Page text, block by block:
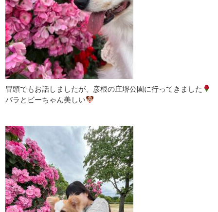
冒頭でもお話しましたが、彦根の庄堺公園に行ってきました
バラとビーちゃん美しい